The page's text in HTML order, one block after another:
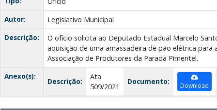
Autor:
Legislativo Municipal
Descrição:
O ofício solicita ao Deputado Estadual Marcelo
aquisição de uma amassadeira de pão elétrica para
Associação de Produtores da Parada Pimentel.
Anexo(s):
Descrição:
Ata
509/2021
Documento: Download